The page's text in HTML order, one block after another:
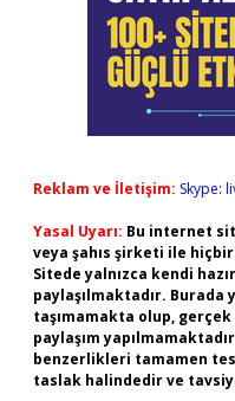
Reklam ve İletişim: Skype:
Yasal Uyarı: Bu internet
veya şahıs şirketi ile
Sitede yalnızca kendi
paylaşılmaktadır.
taşımamakta olup,
paylaşım
benzerlikleri tamamen
taslak halindedir ve